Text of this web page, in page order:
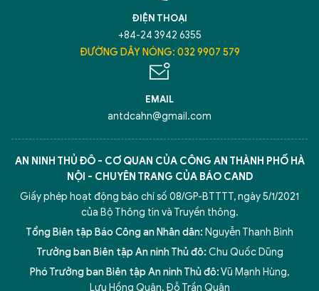
ĐIỆN THOẠI
+84-24 3942 6355
ĐƯỜNG DÂY NÓNG: 032 9907 579
EMAIL
antdcahn@gmail.com
AN NINH THỦ ĐÔ - CƠ QUAN CỦA CÔNG AN THÀNH PHỐ HÀ
NỘI - CHUYÊN TRANG CỦA BÁO CAND
Giấy phép hoạt động báo chí số 08/GP-BTTTT, ngày 5/1/2021
của Bộ Thông tin và Truyền thông.
Tổng Biên tập Báo Công an Nhân dân: Nguyễn Thanh Bình
Trưởng ban Biên tập An ninh Thủ đô: Chu Quốc Dũng
Phó Trưởng ban Biên tập An ninh Thủ đô:Vũ Mạnh Hùng,
Lưu Hồng Quân, Đỗ Trần Quân